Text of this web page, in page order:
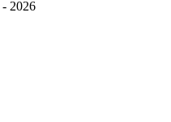
- 2026